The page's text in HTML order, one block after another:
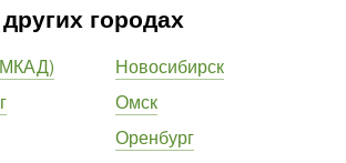
городах
МКАД)
Новосибирск
Омск
Оренбург